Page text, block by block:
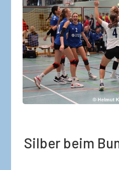
Silber beim